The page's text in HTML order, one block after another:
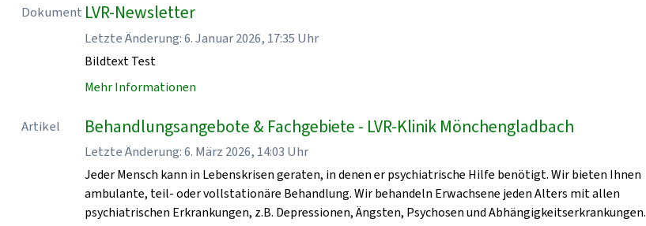
Dokument LVR-Newsletter
Letzte Änderung: 6. Januar 2026, 17:35 Uhr
Bildtext Test
Mehr Informationen
Artikel Behandlungsangebote & Fachgebiete - LVR-Klinik Mönchengladbach
Letzte Änderung: 6. März 2026, 14:03 Uhr
Jeder Mensch kann in Lebenskrisen geraten, in denen er psychiatrische Hilfe benötigt. Wir bieten Ihnen
ambulante, teil- oder vollstationäre Behandlung. Wir behandeln Erwachsene jeden Alters mit allen
psychiatrischen Erkrankungen, z.B. Depressionen, Ängsten, Psychosen und Abhängigkeitserkrankungen.